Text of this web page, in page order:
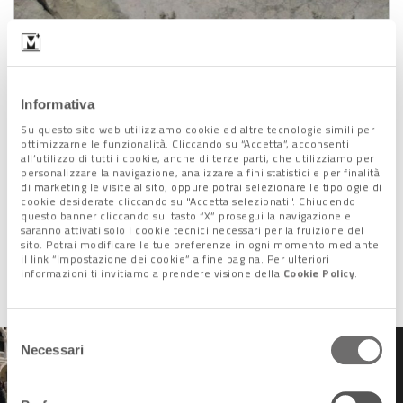
Informativa
Su questo sito web utilizziamo cookie ed altre tecnologie simili per
ottimizzarne le funzionalità. Cliccando su “Accetta”, acconsenti
all’utilizzo di tutti i cookie, anche di terze parti, che utilizziamo per
personalizzare la navigazione, analizzare a fini statistici e per finalità
di marketing le visite al sito; oppure potrai selezionare le tipologie di
cookie desiderate cliccando su "Accetta selezionati". Chiudendo
questo banner cliccando sul tasto “X” prosegui la navigazione e
saranno attivati solo i cookie tecnici necessari per la fruizione del
sito. Potrai modificare le tue preferenze in ogni momento mediante
il link “Impostazione dei cookie” a fine pagina. Per ulteriori
informazioni ti invitiamo a prendere visione della Cookie Policy.
Selezione
del
consenso
Necessari
La sponda di Riviera Pasquali